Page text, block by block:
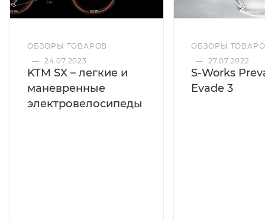
ОБЗОРЫ ТОВАРОВ
— 24.07.2023
KTM SX – легкие и
маневренные
электровелосипеды
ОБЗОРЫ
— 27.07.2022
S-Works
Evade 3